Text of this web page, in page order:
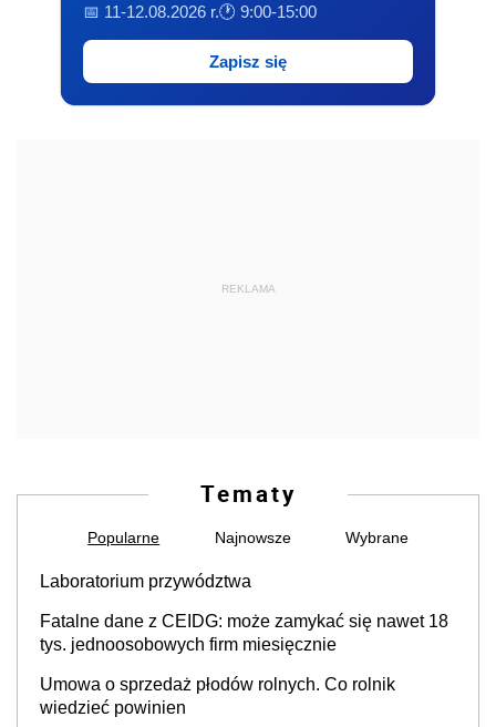
📅 11-12.08.2026 r.🕐 9:00-15:00
Zapisz się
REKLAMA
Tematy
Popularne Najnowsze Wybrane
Laboratorium przywództwa
Fatalne dane z CEIDG: może zamykać się nawet 18
tys. jednoosobowych firm miesięcznie
Umowa o sprzedaż płodów rolnych. Co rolnik
wiedzieć powinien